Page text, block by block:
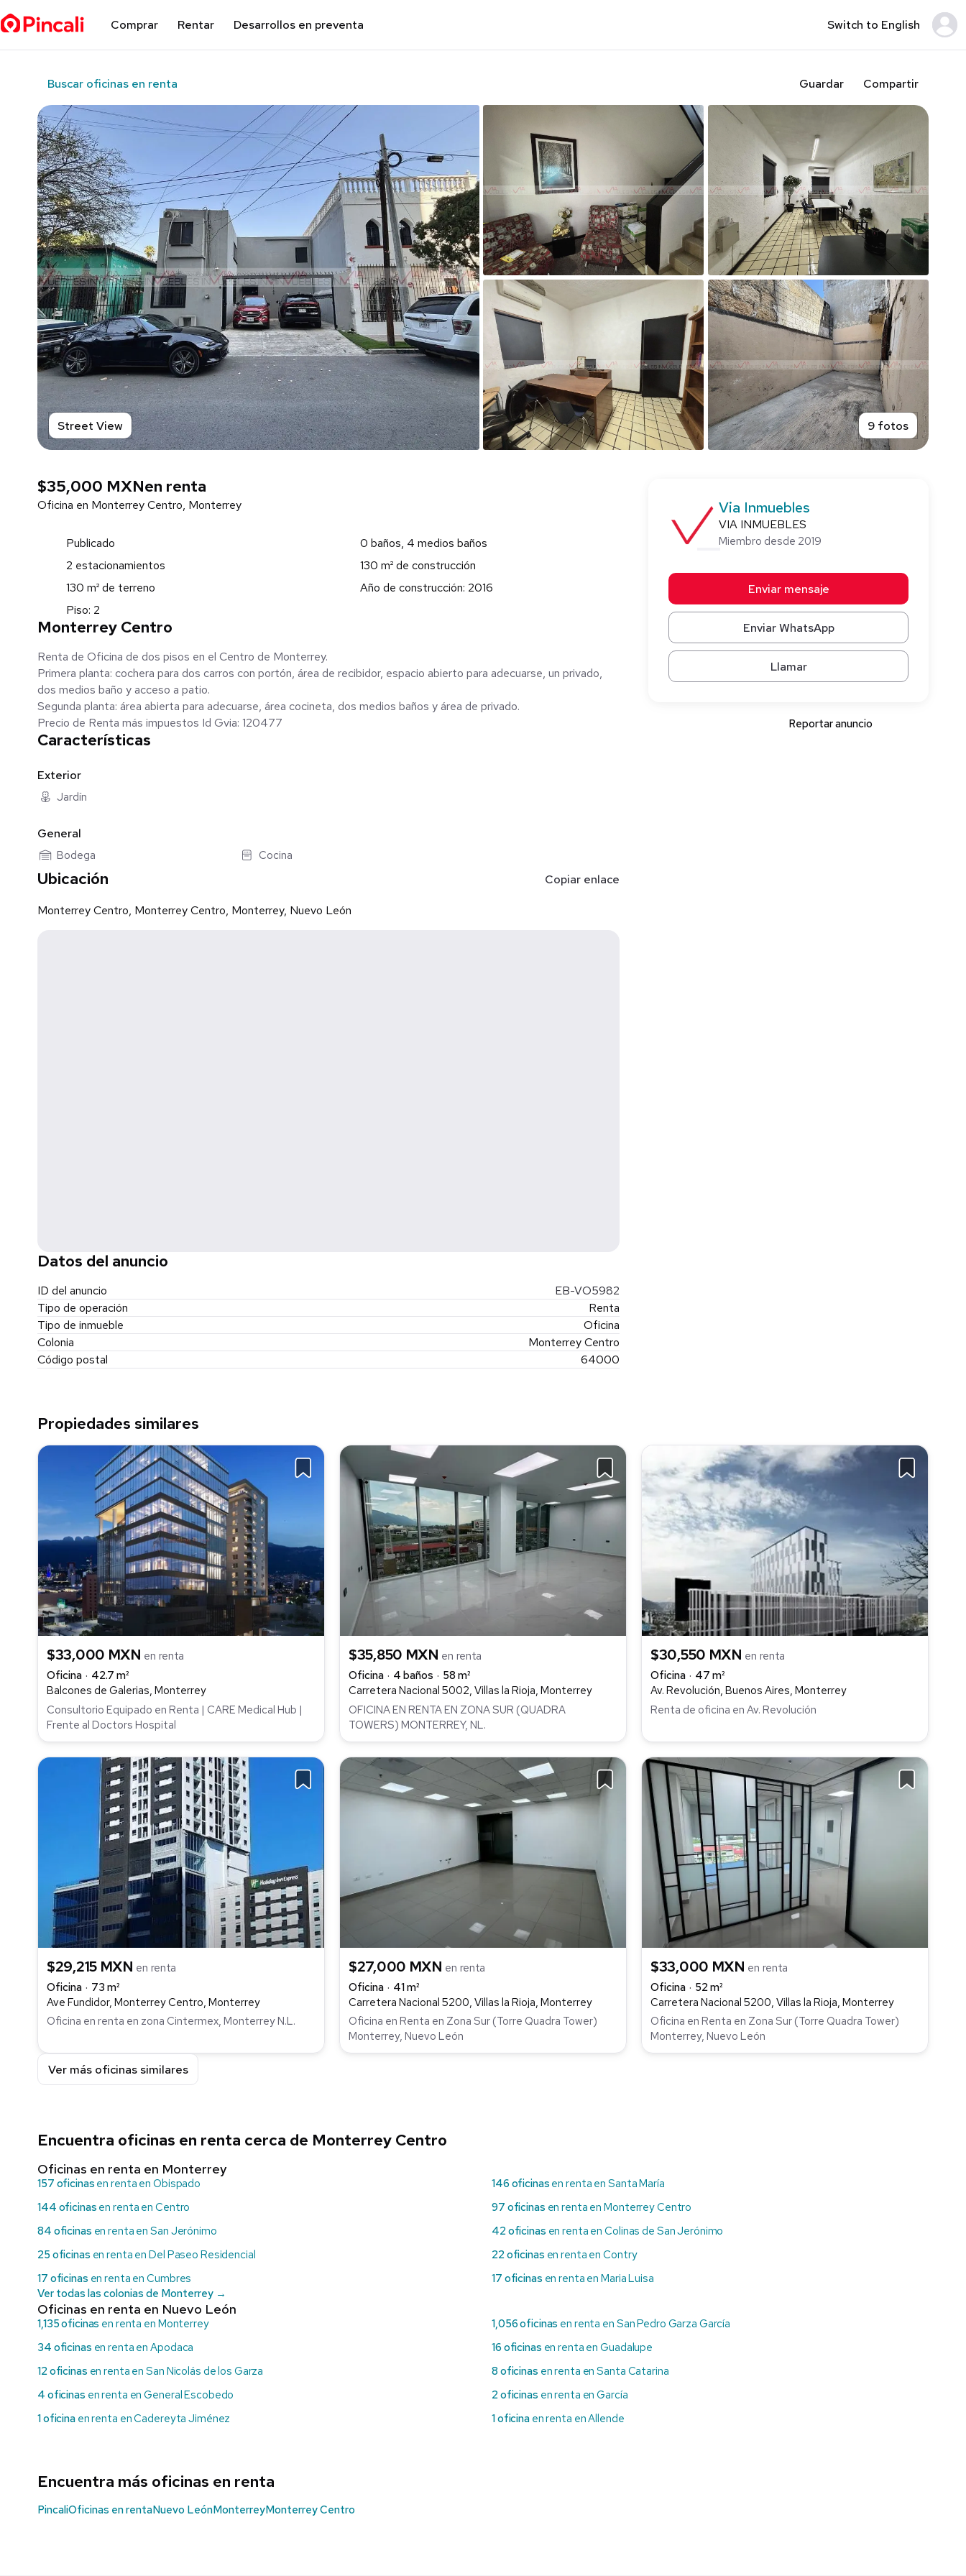
Comprar Rentar Desarrollos en preventa Switch to English
Buscar oficinas en renta Guardar Compartir
Street View 9 fotos
$35,000 MXNen renta
Oficina en Monterrey Centro, Monterrey
Publicado
0 baños, 4 medios baños
2 estacionamientos
130 m² de construcción
130 m² de terreno
Año de construcción: 2016
Piso: 2
Monterrey Centro
Renta de Oficina de dos pisos en el Centro de Monterrey.
Primera planta: cochera para dos carros con portón, área de recibidor, espacio abierto para adecuarse, un privado,
dos medios baño y acceso a patio.
Segunda planta: área abierta para adecuarse, área cocineta, dos medios baños y área de privado.
Precio de Renta más impuestos Id Gvia: 120477
Características
Exterior
Jardín
General
Bodega Cocina
Ubicación Copiar enlace
Monterrey Centro, Monterrey Centro, Monterrey, Nuevo León
Datos del anuncio
ID del anuncio
EB-VO5982
Tipo de operación
Renta
Tipo de inmueble
Oficina
Colonia
Monterrey Centro
Código postal
64000
Via Inmuebles
VIA INMUEBLES
Miembro desde 2019
Enviar mensaje
Enviar WhatsApp
Llamar
Reportar anuncio
Propiedades similares
$33,000 MXN en renta
Oficina
42.7 m²
Balcones de Galerias, Monterrey
Consultorio Equipado en Renta | CARE Medical Hub |
Frente al Doctors Hospital
$35,850 MXN en renta
Oficina
4 baños
58 m²
Carretera Nacional 5002, Villas la Rioja, Monterrey
OFICINA EN RENTA EN ZONA SUR (QUADRA
TOWERS) MONTERREY, NL.
$30,550 MXN en renta
Oficina
47 m²
Av. Revolución, Buenos Aires, Monterrey
Renta de oficina en Av. Revolución
$29,215 MXN en renta
Oficina
73 m²
Ave Fundidor, Monterrey Centro, Monterrey
Oficina en renta en zona Cintermex, Monterrey N.L.
$27,000 MXN en renta
Oficina
41 m²
Carretera Nacional 5200, Villas la Rioja, Monterrey
Oficina en Renta en Zona Sur (Torre Quadra Tower)
Monterrey, Nuevo León
$33,000 MXN en renta
Oficina
52 m²
Carretera Nacional 5200, Villas la Rioja, Monterrey
Oficina en Renta en Zona Sur (Torre Quadra Tower)
Monterrey, Nuevo León
Ver más oficinas similares
Encuentra oficinas en renta cerca de Monterrey Centro
Oficinas en renta en Monterrey
157 oficinas en renta en Obispado 146 oficinas en renta en Santa María
144 oficinas en renta en Centro 97 oficinas en renta en Monterrey Centro
84 oficinas en renta en San Jerónimo 42 oficinas en renta en Colinas de San Jerónimo
25 oficinas en renta en Del Paseo Residencial 22 oficinas en renta en Contry
17 oficinas en renta en Cumbres 17 oficinas en renta en Maria Luisa
Ver todas las colonias de Monterrey →
Oficinas en renta en Nuevo León
1,135 oficinas en renta en Monterrey 1,056 oficinas en renta en San Pedro Garza García
34 oficinas en renta en Apodaca 16 oficinas en renta en Guadalupe
12 oficinas en renta en San Nicolás de los Garza 8 oficinas en renta en Santa Catarina
4 oficinas en renta en General Escobedo 2 oficinas en renta en García
1 oficinaen renta en Cadereyta Jiménez 1 oficinaen renta en Allende
Encuentra más oficinas en renta
PincaliOficinas en rentaNuevo LeónMonterreyMonterrey Centro